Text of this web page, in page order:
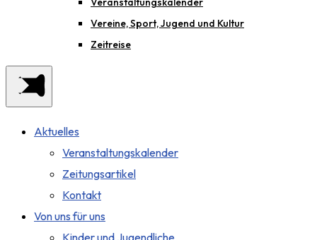
Vereine, Sport, Jugend und Kultur
Zeitreise
Aktuelles
Veranstaltungskalender
Zeitungsartikel
Kontakt
Von uns für uns
Kinder und Jugendliche